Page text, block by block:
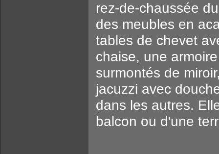
rez-de-chaussée
des meubles en
tables de chevet
chaise, une
surmontés de
jacuzzi avec
dans les autres.
balcon ou d'une